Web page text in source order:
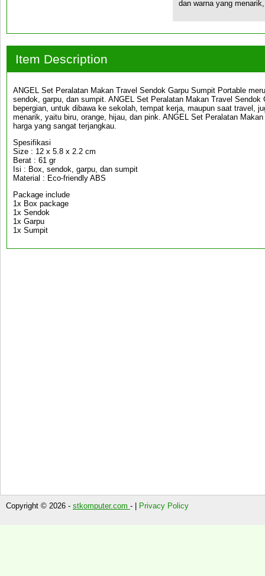
dan warna yang
Item Description
ANGEL Set Peralatan Makan Travel Sendok Garpu Sumpit Portable
sendok, garpu, dan sumpit. ANGEL Set Peralatan Makan Travel
bepergian, untuk dibawa ke sekolah, tempat kerja, maupun saat travel,
menarik, yaitu biru, orange, hijau, dan pink. ANGEL Set Peralatan
harga yang sangat terjangkau.
Spesifikasi
Size : 12 x 5.8 x 2.2 cm
Berat : 61 gr
Isi : Box, sendok, garpu, dan sumpit
Material : Eco-friendly ABS
Package include
1x Box package
1x Sendok
1x Garpu
1x Sumpit
Copyright © 2026 - stkomputer.com - | Privacy Policy